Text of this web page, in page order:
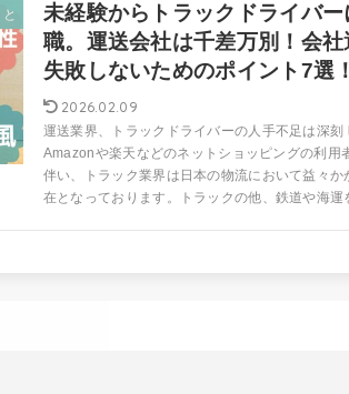
未経験からトラックドライバー
職。運送会社は千差万別！会社
失敗しないためのポイント7選！
2026.02.09
運送業界、トラックドライバーの人手不足は深刻
Amazonや楽天などのネットショッピングの利用
伴い、トラック業界は日本の物流において益々か
在となっております。トラックの他、鉄道や海運